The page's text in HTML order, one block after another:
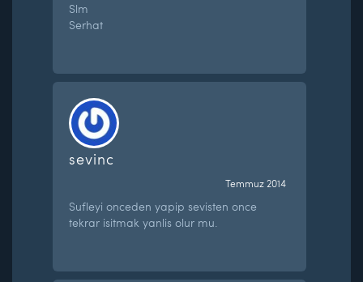
Slm
Serhat
sevinc
Temmuz 2014
Sufleyi onceden yapip sevisten once
tekrar isitmak yanlis olur mu.